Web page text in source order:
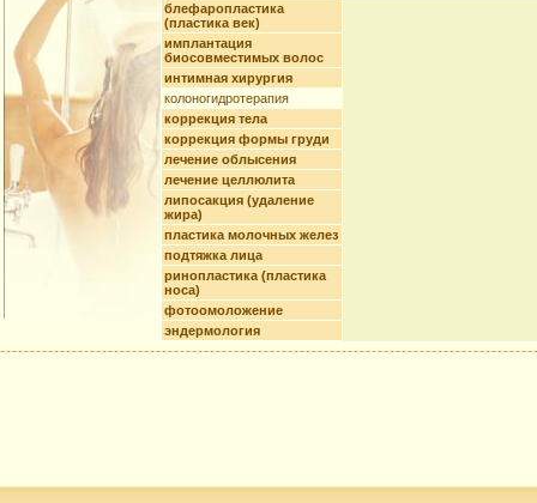
блефаропластика
(пластика век)
имплантация
биосовместимых волос
интимная хирургия
колоногидротерапия
коррекция тела
коррекция формы груди
лечение облысения
лечение целлюлита
липосакция (удаление
жира)
пластика молочных желез
подтяжка лица
ринопластика (пластика
носа)
фотоомоложение
эндермология